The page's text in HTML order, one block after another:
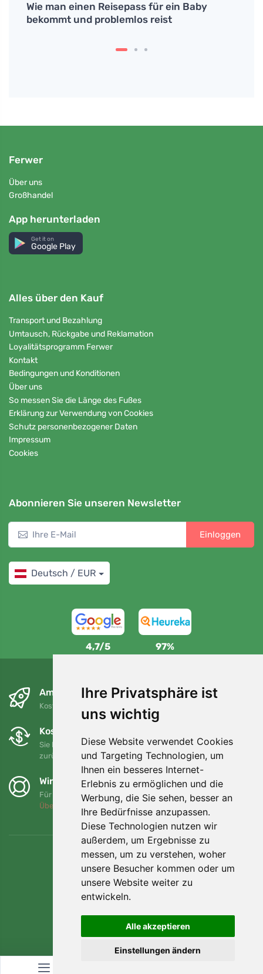
Ihre Privatsphäre ist
uns wichtig
Diese Website verwendet Cookies
und Targeting Technologien, um
Ihnen ein besseres Internet-
Erlebnis zu ermöglichen und die
Werbung, die Sie sehen, besser an
Ihre Bedürfnisse anzupassen.
Diese Technologien nutzen wir
außerdem, um Ergebnisse zu
messen, um zu verstehen, woher
unsere Besucher kommen oder um
unsere Website weiter zu
entwickeln.
Alle akzeptieren
Einstellungen ändern
Wie man einen Reisepass für ein Baby
bekommt und problemlos reist
Ferwer
Über uns
Großhandel
App herunterladen
Get it on
Google Play
Alles über den Kauf
Transport und Bezahlung
Umtausch, Rückgabe und Reklamation
Loyalitätsprogramm Ferwer
Kontakt
Bedingungen und Konditionen
Über uns
So messen Sie die Länge des Fußes
Erklärung zur Verwendung von Cookies
Schutz personenbezogener Daten
Impressum
Cookies
Abonnieren Sie unseren Newsletter
Einloggen
Deutsch / EUR
4,7/5 97%
Am nächsten Tag und kostenlos
Kostenloser Versand für Bestellungen über 80 EUR
Kostenloser Umtausch und Rückgabe
Sie können Ihre Bestellung jederzeit innerhalb von 90 Tagen
zurückgeben oder umtauschen.
Wir unterstützen Trees.org
Für jede Bestellung pflanzen wir einen Baum! Mehr lesen
Über uns